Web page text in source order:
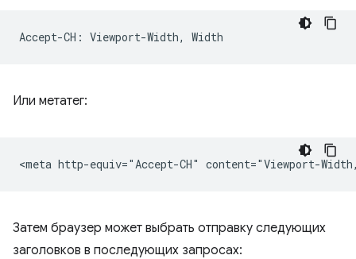
Или метатег:
Затем браузер может выбрать отправку следующих
заголовков в последующих запросах: